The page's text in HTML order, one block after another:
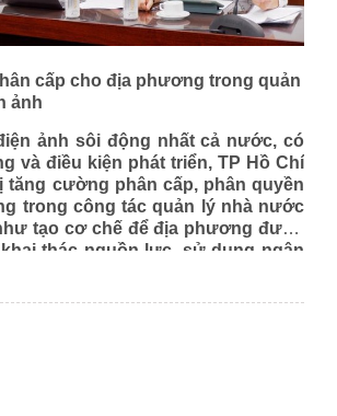
cấp cho địa phương trong quản
ảnh
ảnh sôi động nhất cả nước, có
và điều kiện phát triển, TP Hồ Chí
tăng cường phân cấp, phân quyền
trong công tác quản lý nhà nước
tạo cơ chế để địa phương được
thác nguồn lực, sử dụng ngân
phát triển; phân cấp cho UBND các